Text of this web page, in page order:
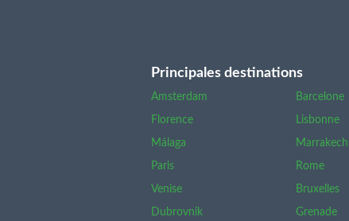
Principales destinations
Amsterdam Barcelone
Florence Lisbonne
Málaga Marrakech
Paris Rome
Venise Bruxelles
Dubrovnik Grenade